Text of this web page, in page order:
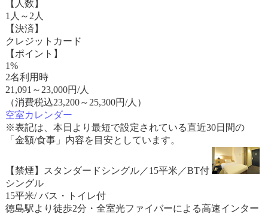
【人数】
1人～2人
【決済】
クレジットカード
【ポイント】
1%
2名利用時
21,091 ～ 23,000円/人
（消費税込23,200～25,300円/人）
空室カレンダー
※表記は、本日より最短で設定されている直近30日間の
「金額/食事」内容を目安としています。
【禁煙】スタンダードシングル／15平米／BT付
シングル
15平米/ バス・トイレ付
徳島駅より徒歩2分・全室光ファイバーによる高速インター